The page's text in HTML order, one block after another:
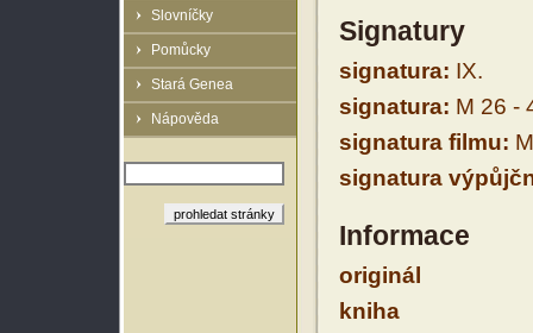
Slovníčky
Pomůcky
Stará Genea
Nápověda
Signatury
signatura: IX.
signatura: M 26 -
signatura filmu:
signatura
Informace
originál
kniha